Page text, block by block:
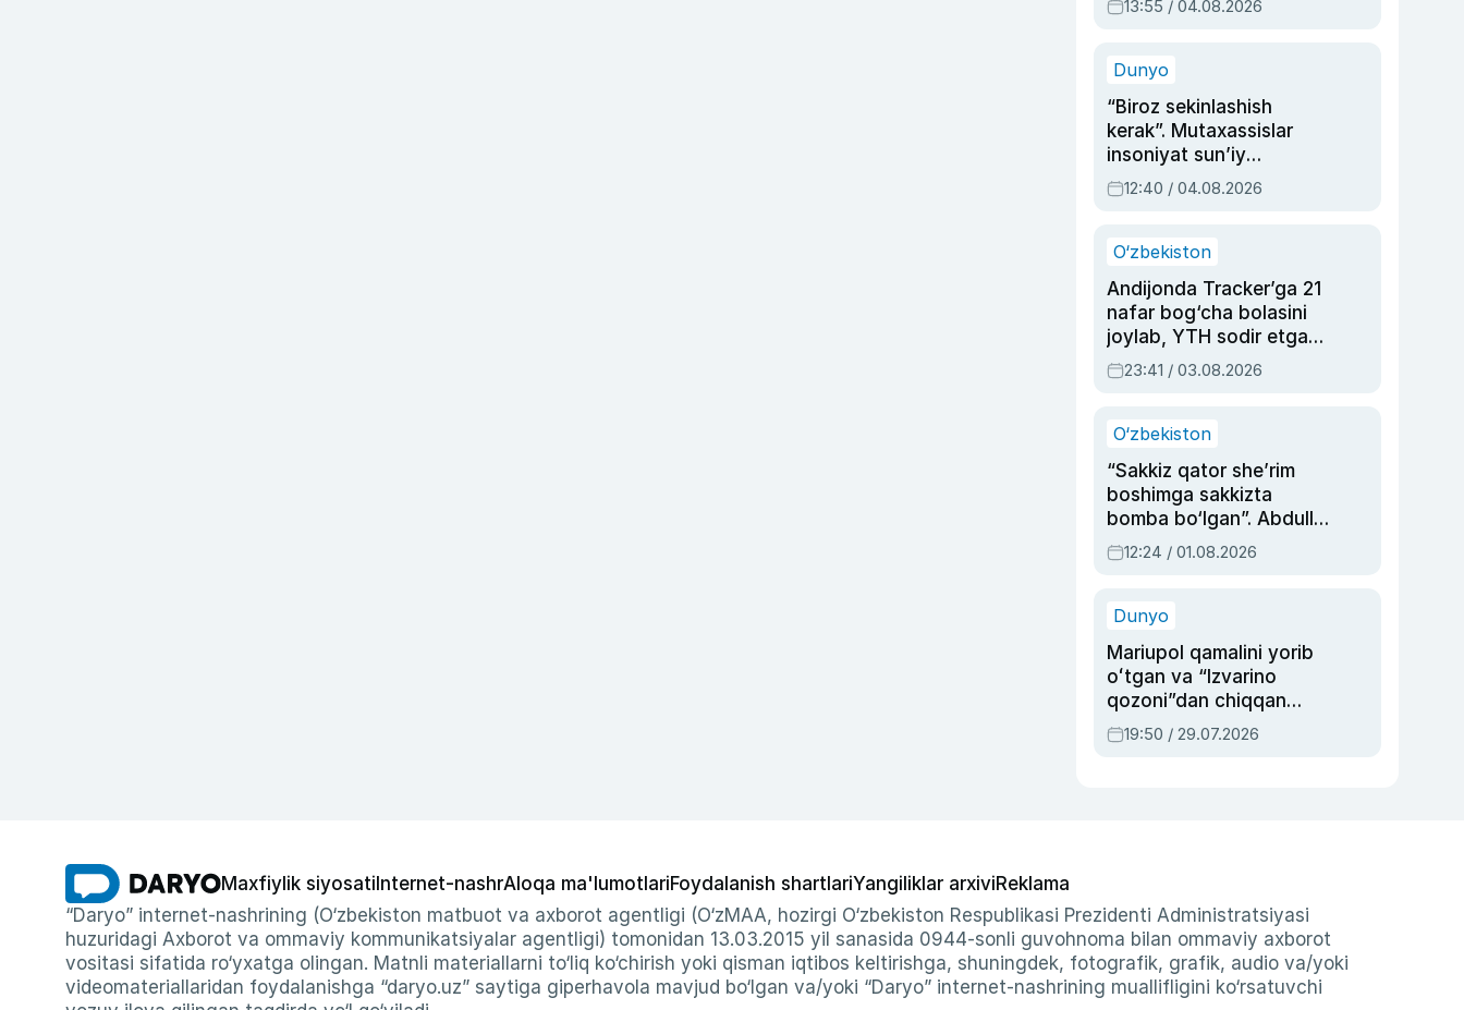
Ahmedovaning
13:55 / 04.08.2026
Dunyo
“Biroz sekinlashish
kerak”. Mutaxassislar
insoniyat sun’iy
intellektni boshqara
olmay qolishidan xavotir
12:40 / 04.08.2026
O‘zbekiston
Andijonda Tracker’ga 21
nafar bog‘cha bolasini
joylab, YTH sodir etgan
ayolga sud hukmi o‘qildi
23:41 / 03.08.2026
O‘zbekiston
“Sakkiz qator she’rim
boshimga sakkizta
bomba bo‘lgan”. Abdulla
Oripovni siyosiy
ayblovlardan asrab
12:24 / 01.08.2026
Dunyo
Mariupol qamalini yorib
oʻtgan va “Izvarino
qozoni”dan chiqqan
qahramon — Ukraina
armiyasi bosh
19:50 / 29.07.2026
Maxfiylik siyosati Internet-nashrAloqa ma'lumotlariFoydalanish shartlariYangiliklar arxiviReklama
“Daryo” internet-nashrining (O‘zbekiston matbuot va axborot agentligi (O‘zMAA, hozirgi O‘zbekiston Respublikasi Prezidenti Administratsiyasi
huzuridagi Axborot va ommaviy kommunikatsiyalar agentligi) tomonidan 13.03.2015 yil sanasida 0944-sonli guvohnoma bilan ommaviy axborot
vositasi sifatida ro‘yxatga olingan. Matnli materiallarni to‘liq ko‘chirish yoki qisman iqtibos keltirishga, shuningdek, fotografik, grafik, audio va/yoki
videomateriallaridan foydalanishga “daryo.uz” saytiga giperhavola mavjud bo‘lgan va/yoki “Daryo” internet-nashrining muallifligini ko‘rsatuvchi